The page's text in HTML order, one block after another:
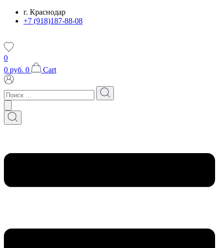
Перейтиг. Краснодар
+7 (918)187-88-08
0
0 руб. 0 Cart